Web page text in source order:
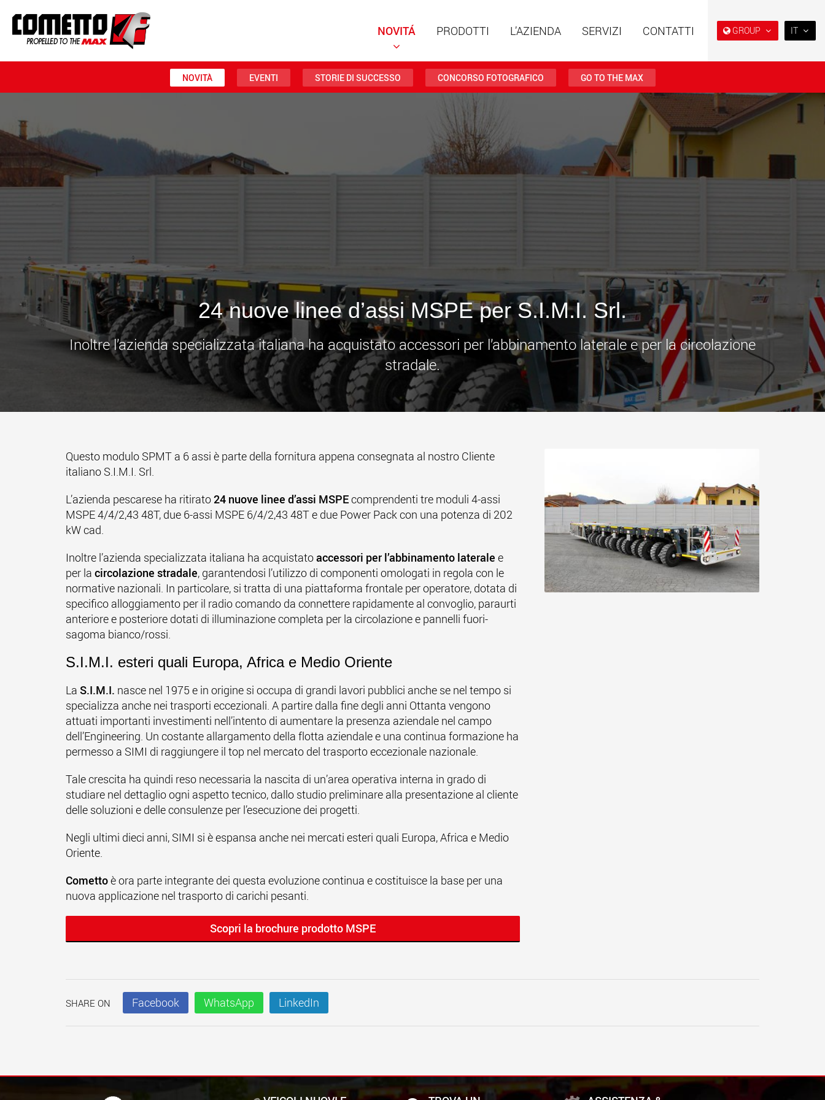
GROUP
www.maxtrailer.eu
Rimorchi speciali, progettati
per il mercato USA
www.maxtrailer.us
Veicoli elettrici a batteria con
www.morello.us.com
www.cometto.com
IT
NOVITÁ PRODOTTI L’AZIENDA SERVIZI CONTATTI
NOVITÀ EVENTI STORIE DI SUCCESSO CONCORSO FOTOGRAFICO GO TO THE MAX
24 nuove linee d’assi MSPE per S.I.M.I. Srl.
Inoltre l’azienda specializzata italiana ha acquistato accessori per l’abbinamento laterale e per la circolazione
stradale.
Questo modulo SPMT a 6 assi è parte della fornitura appena consegnata al nostro Cliente
italiano S.I.M.I. Srl.
L’azienda pescarese ha ritirato24 nuove linee d’assi MSPEcomprendenti tre moduli 4-assi
MSPE 4/4/2,43 48T, due 6-assi MSPE 6/4/2,43 48T e due Power Pack con una potenza di 202
kW cad.
Inoltre l’azienda specializzata italiana ha acquistatoaccessori per l’abbinamento laterale e
per la circolazione stradale, garantendosi l’utilizzo di componenti omologati in regola con le
normative nazionali. In particolare, si tratta di una piattaforma frontale per operatore, dotata di
specifico alloggiamento per il radio comando da connettere rapidamente al convoglio, paraurti
anteriore e posteriore dotati di illuminazione completa per la circolazione e pannelli fuori-
sagoma bianco/rossi.
S.I.M.I. esteri quali Europa, Africa e Medio Oriente
La S.I.M.I. nasce nel 1975 e in origine si occupa di grandi lavori pubblici anche se nel tempo si
specializza anche nei trasporti eccezionali. A partire dalla fine degli anni Ottanta vengono
attuati importanti investimenti nell’intento di aumentare la presenza aziendale nel campo
dell’Engineering. Un costante allargamento della flotta aziendale e una continua formazione ha
permesso a SIMI di raggiungere il top nel mercato del trasporto eccezionale nazionale.
Tale crescita ha quindi reso necessaria la nascita di un’area operativa interna in grado di
studiare nel dettaglio ogni aspetto tecnico, dallo studio preliminare alla presentazione al cliente
delle soluzioni e delle consulenze per l’esecuzione dei progetti.
Negli ultimi dieci anni, SIMI si è espansa anche nei mercati esteri quali Europa, Africa e Medio
Oriente.
Comettoè ora parte integrante dei questa evoluzione continua e costituisce la base per una
nuova applicazione nel trasporto di carichi pesanti.
Scopri la brochure prodotto MSPE
SHARE ON Facebook WhatsApp LinkedIn